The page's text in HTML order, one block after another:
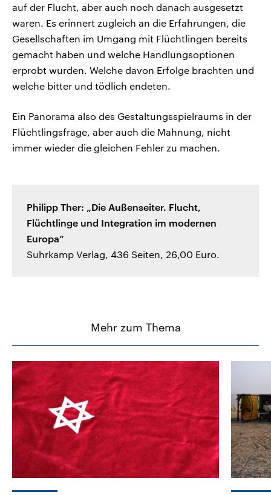
auf der Flucht, aber auch noch danach ausgesetzt
waren. Es erinnert zugleich an die Erfahrungen, die
Gesellschaften im Umgang mit Flüchtlingen bereits
gemacht haben und welche Handlungsoptionen
erprobt wurden. Welche davon Erfolge brachten und
welche bitter und tödlich endeten.
Ein Panorama also des Gestaltungsspielraums in der
Flüchtlingsfrage, aber auch die Mahnung, nicht
immer wieder die gleichen Fehler zu machen.
Philipp Ther: „Die Außenseiter. Flucht,
Flüchtlinge und Integration im modernen
Europa“
Suhrkamp Verlag, 436 Seiten, 26,00 Euro.
Mehr zum Thema